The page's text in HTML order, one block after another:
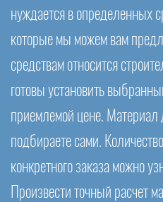
нуждается в определенных
которые мы можем вам
средствам относится
готовы установить
приемлемой цене. Материал
подбираете сами.
конкретного заказа можно
Произвести точный расчет